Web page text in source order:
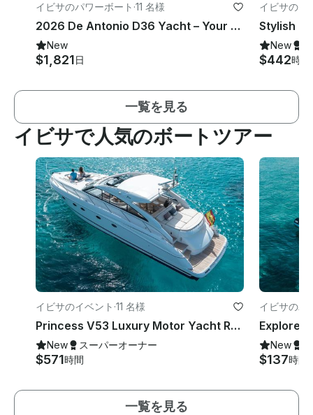
イビサのパワーボート ·11 名様
2026 De Antonio D36 Yacht – Your Ultimate Cruising Companion on Balearic islands
New
$1,821日
イビサのイ
New
$442時間
一覧を見る
イビサで人気のボートツアー
イビサのイベント ·11 名様
Princess V53 Luxury Motor Yacht Rental in Ibiza, Illes Balears
New スーパーオーナー
$571時間
イビサのパ
New
$137時間
一覧を見る